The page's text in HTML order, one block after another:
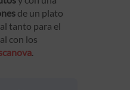
de un plato
tanto para el
con los
.